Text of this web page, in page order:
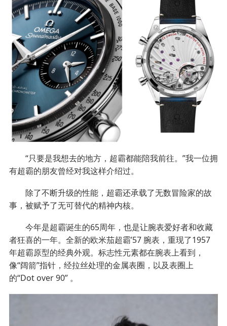
“只要是我想去的地方，超霸都能陪我前往。”我一位拥
有超霸的朋友曾经对我这样介绍过。
除了不断升级的性能，超霸还承载了无数冒险家的故
事，被赋予了无可替代的精神内核。
今年是超霸诞生的65周年，也是让腕表爱好者和收藏
者狂喜的一年。全新的欧米茄超霸’57 腕表，重现了1957
年超霸原型的经典外观。标志性元素都在腕表上看到，
像“阔箭”指针，经拉丝处理的金属表圈，以及表圈上
的“Dot over 90” 。